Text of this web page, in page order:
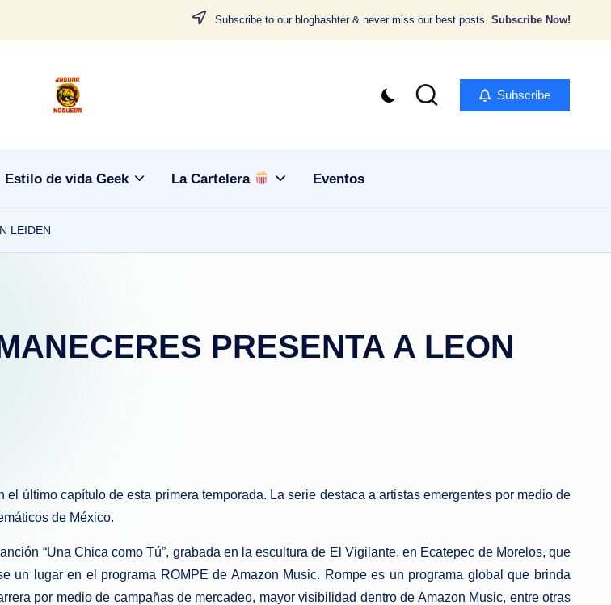
Subscribe to our bloghashter & never miss our best posts. Subscribe Now!
J
g
u
a
o
a
CONTENIDO
Subscribe
Estilo de vida Geek La Cartelera Eventos
LEIDEN
PRESENTA A LEON
último capítulo de esta primera temporada. La serie destaca a artistas emergentes por medio de
de México.
“Una Chica como Tú”, grabada en la escultura de El Vigilante, en Ecatepec de Morelos, que
lugar en el programa ROMPE de Amazon Music. Rompe es un programa global que brinda
por medio de campañas de mercadeo, mayor visibilidad dentro de Amazon Music, entre otras